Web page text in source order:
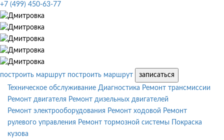
+7 (499) 450-63-77
построить маршрут построить маршрут
записаться
Техническое обслуживание Диагностика Ремонт трансмиссии
Ремонт двигателя Ремонт дизельных двигателей
Ремонт электрооборудования Ремонт ходовой Ремонт
рулевого управления Ремонт тормозной системы
Покраска
кузова